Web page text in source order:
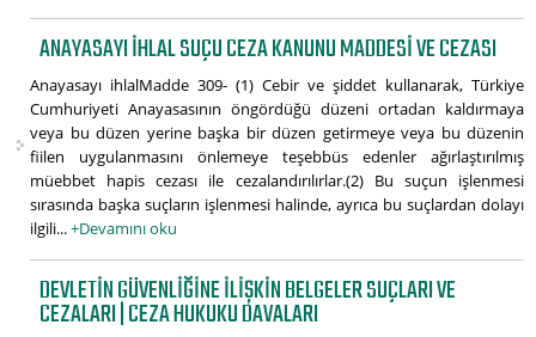
ANAYASAYI IHLAL SUÇU CEZA KANUNU MADDESI VE CEZASI
Anayasayı ihlalMadde 309- (1) Cebir ve şiddet kullanarak, Türkiye
Cumhuriyeti Anayasasının öngördüğü düzeni ortadan kaldırmaya
veya bu düzen yerine başka bir düzen getirmeye veya bu düzenin
fiilen uygulanmasını önlemeye teşebbüs edenler ağırlaştırılmış
müebbet hapis cezası ile cezalandırılırlar.(2) Bu suçun işlenmesi
sırasında başka suçların işlenmesi halinde, ayrıca bu suçlardan dolayı
ilgili...+Devamını oku
DEVLETIN GÜVENLIĞINE ILIŞKIN BELGELER SUÇLARI VE
CEZALARI | CEZA HUKUKU DAVALARI